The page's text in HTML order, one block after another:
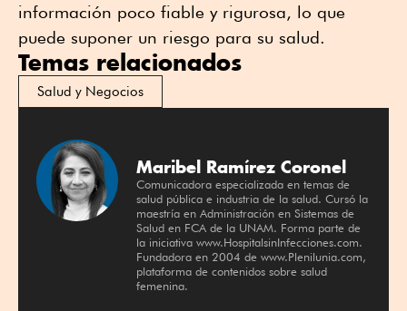
información poco fiable y rigurosa, lo que
puede suponer un riesgo para su salud.
Temas relacionados
Salud y Negocios
Maribel Ramírez Coronel
Comunicadora especializada en temas de
salud pública e industria de la salud. Cursó la
maestría en Administración en Sistemas de
Salud en FCA de la UNAM. Forma parte de
la iniciativa www.HospitalsinInfecciones.com.
Fundadora en 2004 de www.Plenilunia.com,
plataforma de contenidos sobre salud
femenina.